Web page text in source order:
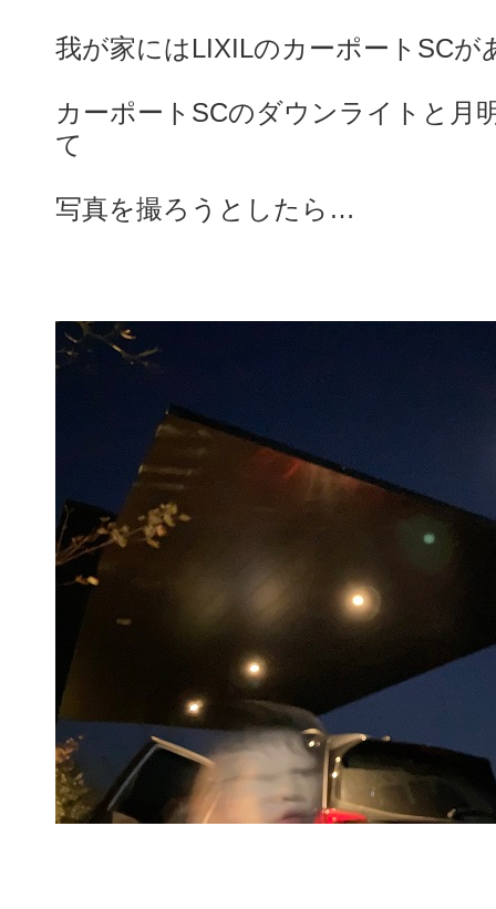
我が家にはLIXILのカーポートSCが
カーポートSCのダウンライトと月
て
写真を撮ろうとしたら…